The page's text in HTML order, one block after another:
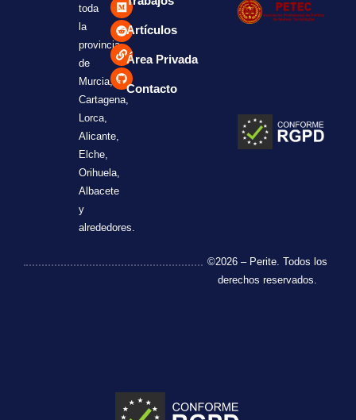
toda
la
provincia
de
Murcia,
Cartagena,
Lorca,
Alicante,
Elche,
Orihuela,
Albacete
y
alrededores.
Artículos
Área Privada
Contacto
©2026 – Perite. Todos los
derechos reservados.